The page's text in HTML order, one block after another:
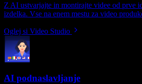
Z AI ustvarjajte in montirajte videe od prve
izdelka. Vse na enem mestu za video
Oglej si Video Studio
AI podnaslavljanje